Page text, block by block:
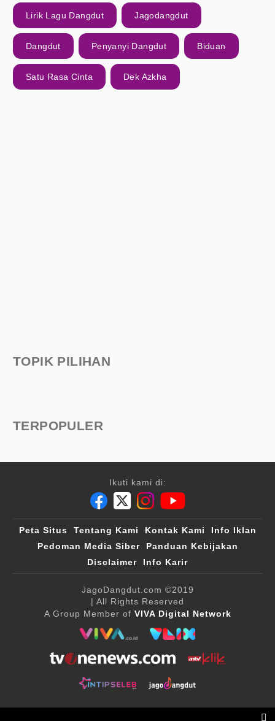
Lirik Lagu Dangdut Jagodangdut
Dangdut Penyanyi Dangdut Biduan
Satu Rasa Cinta Dek Azkha
TOPIK PILIHAN
TERPOPULER
Ikuti kami di:
Peta Situs Tentang Kami Kontak Kami
Info Iklan
Pedoman Media Siber
Panduan Kebijakan
Disclaimer
Info Karir
JagoDangdut.com ©2019
| All Rights Reserved
A Group Member of VIVA Digital Network
